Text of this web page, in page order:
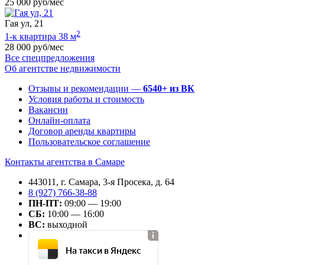
Гая ул, 21
1-к квартира 38 м2
28 000 руб/мес
Все спецпредложения
Об агентстве недвижимости
Отзывы и рекомендации — 6540+ из ВК
Условия работы и стоимость
Вакансии
Онлайн-оплата
Договор аренды квартиры
Пользовательское соглашение
Контакты агентства в Самаре
443011, г. Самара, 3-я Просека, д. 64
8 (927) 766-38-88
ПН-ПТ: 09:00 — 19:00
СБ: 10:00 — 16:00
ВС: выходной
На такси в Яндекс